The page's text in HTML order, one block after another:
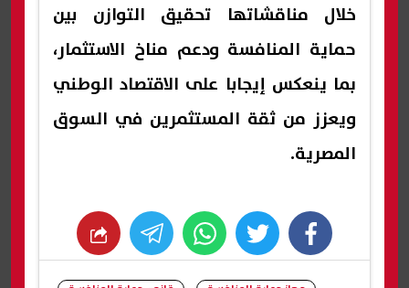
خلال مناقشاتها تحقيق التوازن بين
حماية المنافسة ودعم مناخ الاستثمار،
بما ينعكس إيجابا على الاقتصاد الوطني
ويعزز من ثقة المستثمرين في السوق
المصرية.
facebook
twitter
whats